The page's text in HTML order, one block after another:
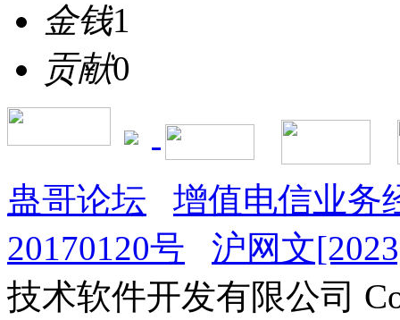
金钱1
贡献0
蛊哥论坛
增值电信业务
20170120号
沪网文
技术软件开发有限公司